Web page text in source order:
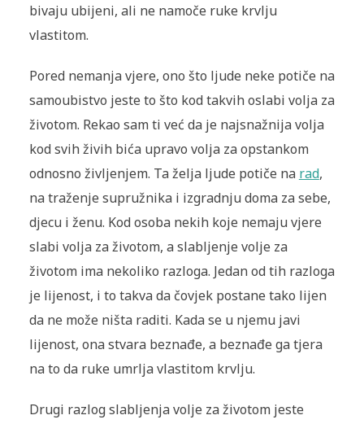
bivaju ubijeni, ali ne namoče ruke krvlju
vlastitom.
Pored nemanja vjere, ono što ljude neke potiče na
samoubistvo jeste to što kod takvih oslabi volja za
životom. Rekao sam ti već da je najsnažnija volja
kod svih živih bića upravo volja za opstankom
odnosno življenjem. Ta želja ljude potiče na rad,
na traženje supružnika i izgradnju doma za sebe,
djecu i ženu. Kod osoba nekih koje nemaju vjere
slabi volja za životom, a slabljenje volje za
životom ima nekoliko razloga. Jedan od tih razloga
je lijenost, i to takva da čovjek postane tako lijen
da ne može ništa raditi. Kada se u njemu javi
lijenost, ona stvara beznađe, a beznađe ga tjera
na to da ruke umrlja vlastitom krvlju.
Drugi razlog slabljenja volje za životom jeste